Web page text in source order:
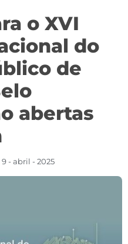
o XVI
do
de
abertas
9 - abril - 2025